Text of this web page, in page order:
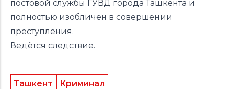
постовой службы ГУВД города Ташкента и
полностью изобличён в совершении
преступления.
Ведётся следствие.
Ташкент Криминал